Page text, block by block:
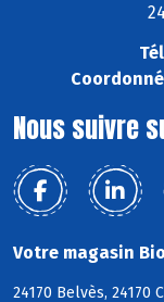
Nous suivre
Votre magasin
24170 Belvès, 24170